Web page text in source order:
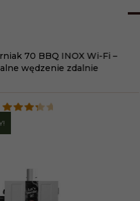
70 BBQ INOX Wi-Fi –
zdalnie